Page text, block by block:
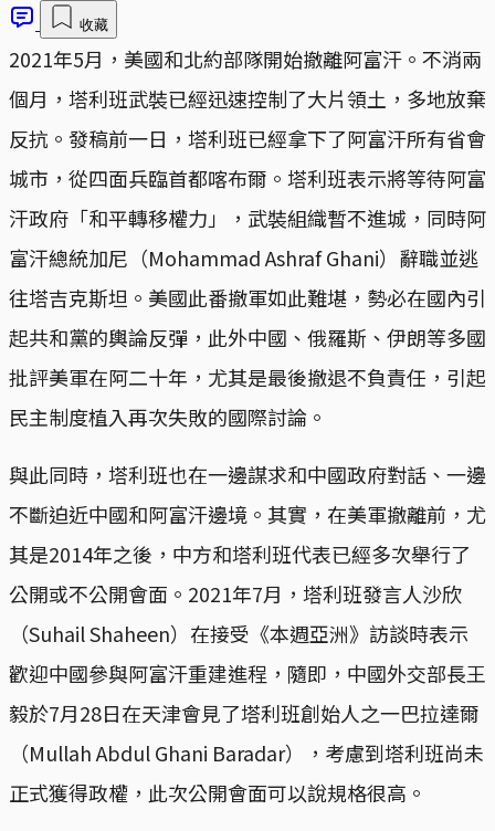
收藏
2021年5月，美國和北約部隊開始撤離阿富汗。不消兩
個月，塔利班武裝已經迅速控制了大片領土，多地放棄
反抗。發稿前一日，塔利班已經拿下了阿富汗所有省會
城市，從四面兵臨首都喀布爾。塔利班表示將等待阿富
汗政府「和平轉移權力」，武裝組織暫不進城，同時阿
富汗總統加尼（Mohammad Ashraf Ghani）辭職並逃
往塔吉克斯坦。美國此番撤軍如此難堪，勢必在國內引
起共和黨的輿論反彈，此外中國、俄羅斯、伊朗等多國
批評美軍在阿二十年，尤其是最後撤退不負責任，引起
民主制度植入再次失敗的國際討論。
與此同時，塔利班也在一邊謀求和中國政府對話、一邊
不斷迫近中國和阿富汗邊境。其實，在美軍撤離前，尤
其是2014年之後，中方和塔利班代表已經多次舉行了
公開或不公開會面。2021年7月，塔利班發言人沙欣
（Suhail Shaheen）在接受《本週亞洲》訪談時表示
歡迎中國參與阿富汗重建進程，隨即，中國外交部長王
毅於7月28日在天津會見了塔利班創始人之一巴拉達爾
（Mullah Abdul Ghani Baradar），考慮到塔利班尚未
正式獲得政權，此次公開會面可以說規格很高。